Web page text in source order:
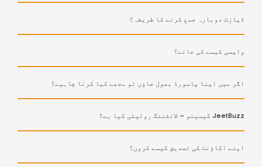
ڈپازٹ دوبارہ جمع کرنے کا طریقہ؟
واپسی کیسے کی جائے؟
اگر میں اپنا پاسورڈ بھول جاؤں تو مجھے کیا کرنا چاہیے؟
JeetBuzz کیسینو – لائٹننگ رولیٹی کیا ہے؟
اپنے اکاؤنٹ کی تصدیق کیسے کروں؟